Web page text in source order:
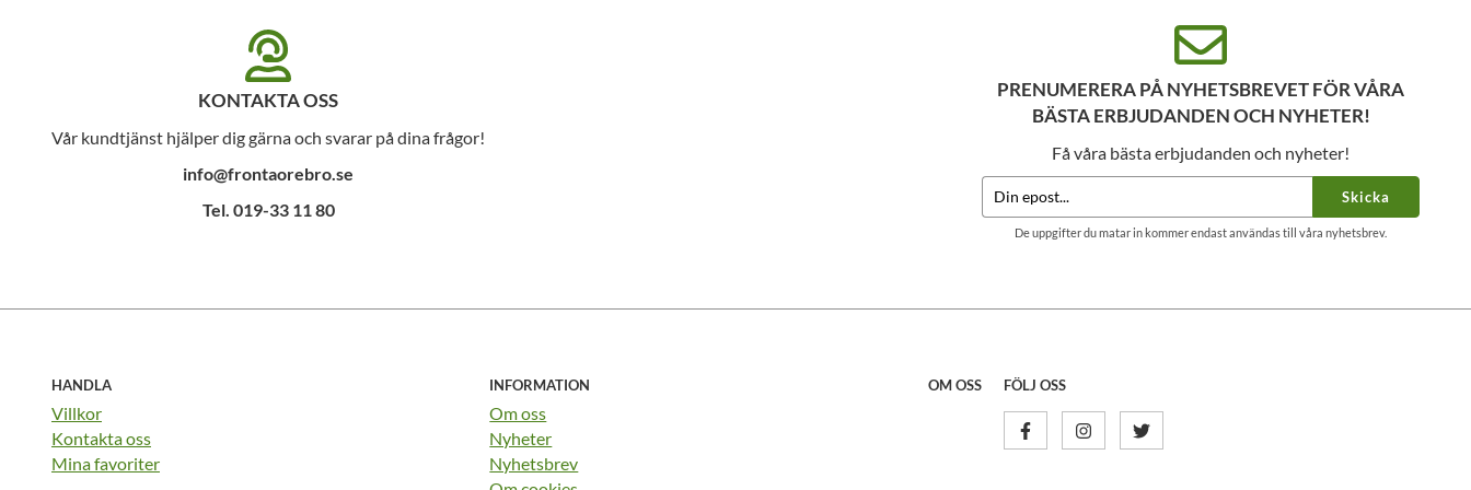
KONTAKTA OSS
Vår kundtjänst hjälper dig gärna och svarar på dina frågor!
info@frontaorebro.se
Tel. 019-33 11 80
PRENUMERERA PÅ NYHETSBREVET FÖR VÅRA
BÄSTA ERBJUDANDEN OCH NYHETER!
Få våra bästa erbjudanden och nyheter!
Skicka
De uppgifter du matar in kommer endast användas till våra nyhetsbrev.
HANDLA
Villkor
Kontakta oss
Mina favoriter
INFORMATION
Om oss
Nyheter
Nyhetsbrev
OM OSS FÖLJ OSS